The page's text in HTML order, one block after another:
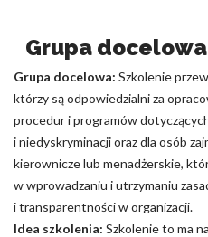
Grupa
Grupa docelowa: Szkolenie
którzy są odpowiedzialni za
procedur i programów
i niedyskryminacji oraz dla osób
kierownicze lub menadżerskie,
w wprowadzaniu i utrzymaniu
i transparentności w organizacji.
Idea szkolenia: Szkolenie to ma